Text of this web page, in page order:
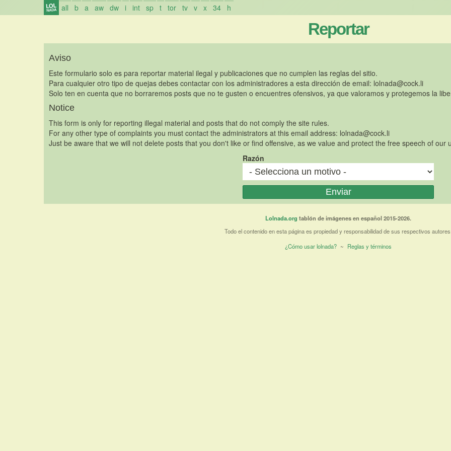
all b a aw dw i int sp t tor tv v x 34 h
Reportar
Aviso
Este formulario solo es para reportar material ilegal y publicaciones que no cumplen las reglas del sitio.
Para cualquier otro tipo de quejas debes contactar con los administradores a esta dirección de email: lolnada@cock.li
Solo ten en cuenta que no borraremos posts que no te gusten o encuentres ofensivos, ya que valoramos y protegemos la
Notice
This form is only for reporting illegal material and posts that do not comply the site rules.
For any other type of complaints you must contact the administrators at this email address: lolnada@cock.li
Just be aware that we will not delete posts that you don't like or find offensive, as we value and protect the free speech of our
Razón
Lolnada.org tablón de imágenes en español 2015-2026.
Todo el contenido en esta página es propiedad y responsabilidad de sus respectivos
¿Cómo usar lolnada? ~ Reglas y términos